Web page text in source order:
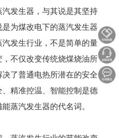
发生器，与其说是其坚持
为煤改电下的蒸汽发生器
发生行业，不是简单的量
不仅改变传统烧煤烧油所
了普通电热所潜在的安全
精准控温、智能控制是德
蒸汽发生器的代名词。